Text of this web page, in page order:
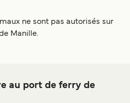
ne sont pas autorisés sur
Manille.
au port de ferry de